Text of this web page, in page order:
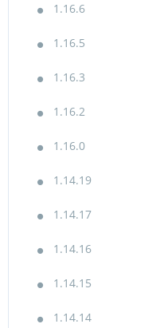
1.16.6
1.16.5
1.16.3
1.16.2
1.16.0
1.14.19
1.14.17
1.14.16
1.14.15
1.14.14